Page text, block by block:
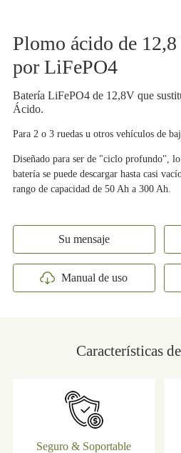
Plomo ácido de
por LiFePO4
Batería LiFePO4 de 12,8V que
Ácido.
Para 2 o 3 ruedas u otros vehículos de
Diseñado para ser de "ciclo profundo",
batería se puede descargar hasta casi
rango de capacidad de 50 Ah a 300 Ah.
Su mensaje
Manual de uso
Características
Seguro & Soportable